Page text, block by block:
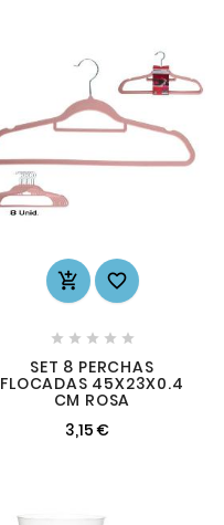
 
    
SET 8 PERCHAS
FLOCADAS 45X23X0.4
CM ROSA
3,15 €